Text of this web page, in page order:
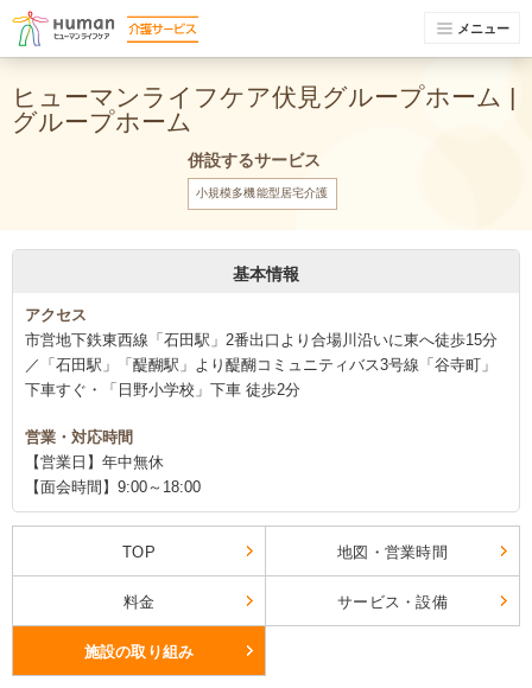
メニュー
ヒューマンライフケア伏見グループホーム |
グループホーム
併設するサービス
小規模多機能型居宅介護
基本情報
アクセス
市営地下鉄東西線「石田駅」2番出口より合場川沿いに東へ徒歩15分
／「石田駅」「醍醐駅」より醍醐コミュニティバス3号線「谷寺町」
下車すぐ・「日野小学校」下車 徒歩2分
営業・対応時間
【営業日】年中無休
【面会時間】9:00～18:00
TOP 地図・営業時間
料金 サービス・設備
施設の取り組み